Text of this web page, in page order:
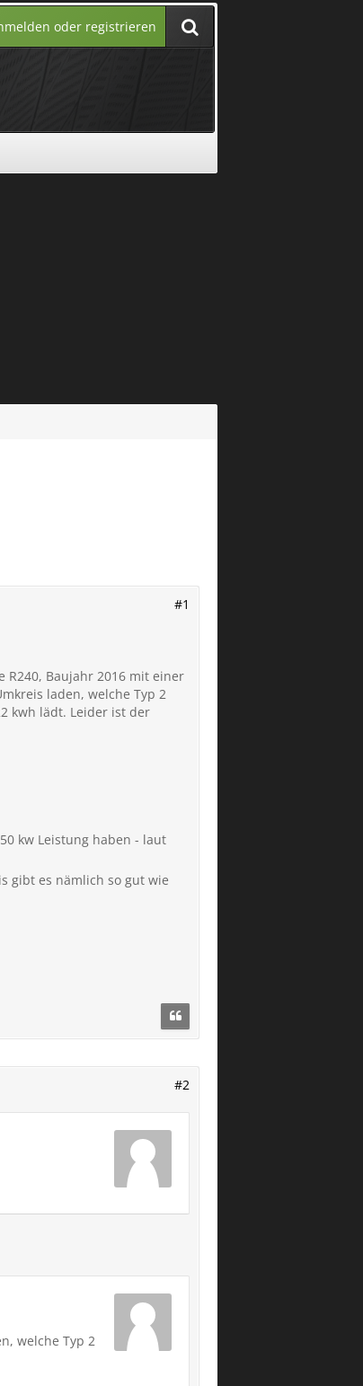
oder registrieren
#1
R240, Baujahr 2016 mit einer
laden, welche Typ 2
kwh lädt. Leider ist der
kw Leistung haben - laut
gibt es nämlich so gut wie
#2
welche Typ 2